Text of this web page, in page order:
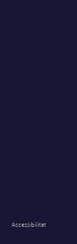
Accessibilitat